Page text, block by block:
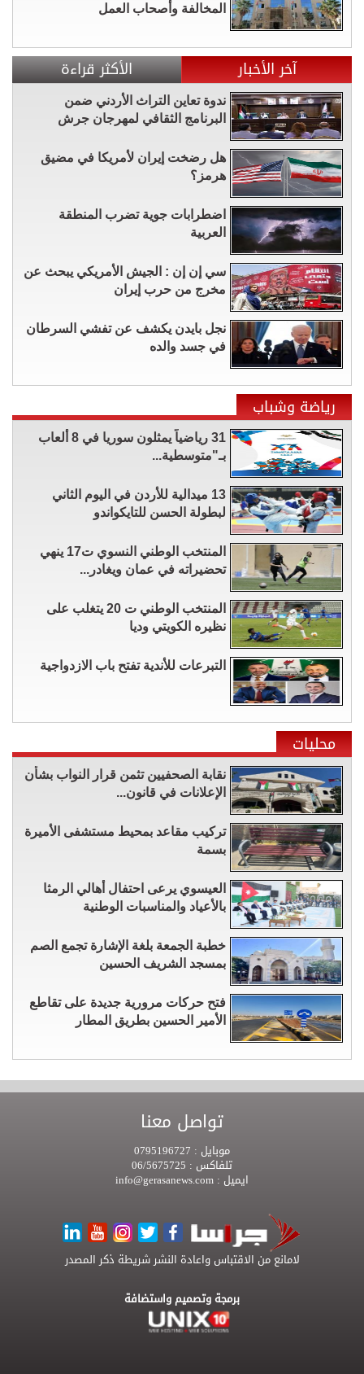
المخالفة وأصحاب العمل
آخر الأخبار الأكثر قراءة
ندوة تعاين التراث الأردني ضمن
البرنامج الثقافي لمهرجان جرش
هل رضخت إيران لأمريكا في مضيق
هرمز؟
اضطرابات جوية تضرب المنطقة
العربية
سي إن إن : الجيش الأمريكي يبحث عن
مخرج من حرب إيران
نجل بايدن يكشف عن تفشي السرطان
في جسد والده
رياضة وشباب
31 رياضياً يمثلون سوريا في 8 ألعاب
بـ"متوسطية...
13 ميدالية للأردن في اليوم الثاني
لبطولة الحسن للتايكواندو
المنتخب الوطني النسوي ت17 ينهي
تحضيراته في عمان ويغادر...
المنتخب الوطني ت 20 يتغلب على
نظيره الكويتي وديا
التبرعات للأندية تفتح باب الازدواجية
محليات
نقابة الصحفيين تثمن قرار النواب بشأن
الإعلانات في قانون...
تركيب مقاعد بمحيط مستشفى الأميرة
بسمة
العيسوي يرعى احتفال أهالي الرمثا
بالأعياد والمناسبات الوطنية
خطبة الجمعة بلغة الإشارة تجمع الصم
بمسجد الشريف الحسين
فتح حركات مرورية جديدة على تقاطع
الأمير الحسين بطريق المطار
تواصل معنا
موبايل :
تلفاكس :
ايميل :
لامانع من الاقتباس واعادة النشر شريطة ذكر المصدر
برمجة وتصميم واستضافة